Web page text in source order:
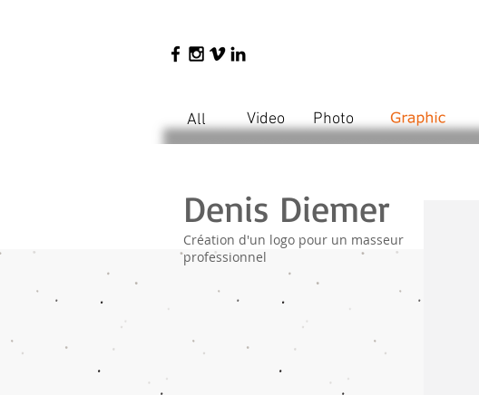
Photo
Video
Denis Diemer
Création d'un logo pour un masseur
professionnel
All